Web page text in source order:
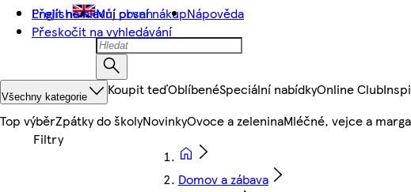
Přejít na hlavní obsah
Přeskočit na vyhledávání
English Můj první nákupNápověda
Všechny kategorie Koupit teďOblíbenéSpeciální nabídkyOnline Club
Top výběrZpátky do školyNovinkyOvoce a zeleninaMléčné, vejce a
Domov a zábava